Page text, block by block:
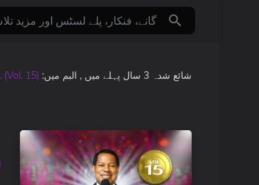
شائع شدہ 3 سال پہلے میں , البم میں: 15)